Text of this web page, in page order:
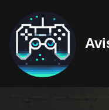
Aller
contenu